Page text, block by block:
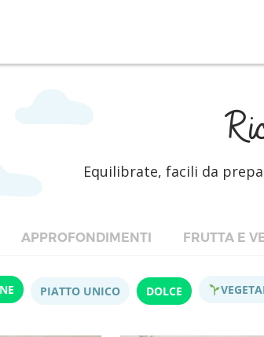
Equilibrate, facili da
APPROFONDIMENTI FRUTTA E
PIATTO UNICO DOLCE